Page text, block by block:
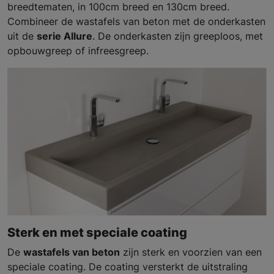
breedtematen, in 100cm breed en 130cm breed.
Combineer de wastafels van beton met de onderkasten
uit de serie Allure. De onderkasten zijn greeploos, met
opbouwgreep of infreesgreep.
Sterk en met speciale coating
De wastafels van beton zijn sterk en voorzien van een
speciale coating. De coating versterkt de uitstraling